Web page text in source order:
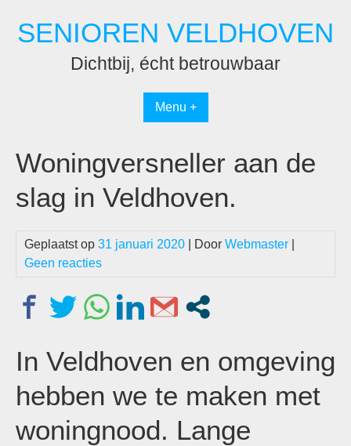
naar
inhoudSENIOREN VELDHOVEN
Dichtbij, écht betrouwbaar
Menu +
Woningversneller aan de
slag in Veldhoven.
Geplaatst op 31 januari 2020 | Door Webmaster
Geen reacties
In Veldhoven en omgeving
hebben we te maken met
woningnood. Lange